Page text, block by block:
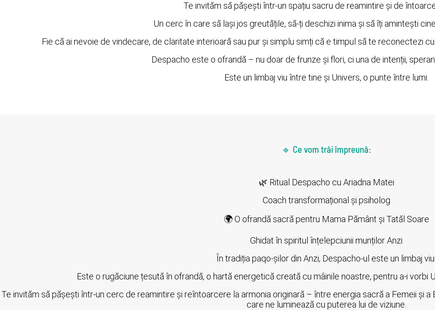
Te invităm să pășești într-un spațiu sacru de reamintire și de
Un cerc în care să lași jos greutățile, să-ți deschizi inima și să îți amintești
Fie că ai nevoie de vindecare, de claritate interioară sau pur și simplu simți că e timpul să te reconectezi
Despacho este o ofrandă – nu doar de frunze și flori, ci una de intenții,
Este un limbaj viu între tine și Univers, o punte între lumi.
🔹 Ce vom trăi împreună:
🌿 Ritual Despacho cu Ariadna Matei
Coach transformațional și psiholog
🌍 O ofrandă sacră pentru Mama Pământ și Tatăl Soare
Ghidat în spiritul înțelepciunii munților Anzi
În tradiția paqo-șilor din Anzi, Despacho-ul este un limbaj viu.
Este o rugăciune țesută în ofrandă, o hartă energetică creată cu mâinile noastre, pentru a-i vorbi
Te invităm să pășești într-un cerc de reamintire și reîntoarcere la armonia originară – între energia sacră a Femeii și
care ne luminează cu puterea lui de viziune.